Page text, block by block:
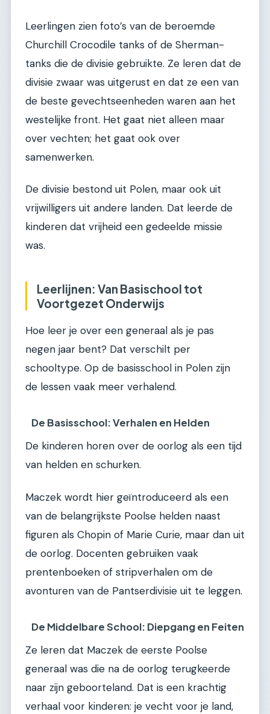
Leerlingen zien foto’s van de beroemde
Churchill Crocodile tanks of de Sherman-
tanks die de divisie gebruikte. Ze leren dat de
divisie zwaar was uitgerust en dat ze een van
de beste gevechtseenheden waren aan het
westelijke front. Het gaat niet alleen maar
over vechten; het gaat ook over
samenwerken.
De divisie bestond uit Polen, maar ook uit
vrijwilligers uit andere landen. Dat leerde de
kinderen dat vrijheid een gedeelde missie
was.
Leerlijnen: Van Basischool tot
Voortgezet Onderwijs
Hoe leer je over een generaal als je pas
negen jaar bent? Dat verschilt per
schooltype. Op de basisschool in Polen zijn
de lessen vaak meer verhalend.
De Basisschool: Verhalen en Helden
De kinderen horen over de oorlog als een tijd
van helden en schurken.
Maczek wordt hier geïntroduceerd als een
van de belangrijkste Poolse helden naast
figuren als Chopin of Marie Curie, maar dan uit
de oorlog. Docenten gebruiken vaak
prentenboeken of stripverhalen om de
avonturen van de Pantserdivisie uit te leggen.
De Middelbare School: Diepgang en Feiten
Ze leren dat Maczek de eerste Poolse
generaal was die na de oorlog terugkeerde
naar zijn geboorteland. Dat is een krachtig
verhaal voor kinderen: je vecht voor je land,